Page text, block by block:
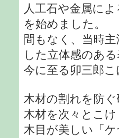
人工石や金属に
を始めました。
間もなく、当時
した立体感のあ
今に至る卯三郎
木材の割れを防
木材を次々とこ
木目が美しい「